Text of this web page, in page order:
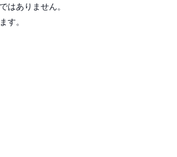
はありません。
す。